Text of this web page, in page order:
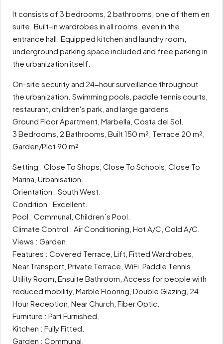
It consists of 3 bedrooms, 2 bathrooms, one of them en
suite. Built-in wardrobes in all rooms, even in the
entrance hall. Equipped kitchen and laundry room,
underground parking space included and free parking in
the urbanization itself.
On-site security and 24-hour surveillance throughout
the urbanization. Swimming pools, paddle tennis courts,
restaurant, children's park, and large gardens.
Ground Floor Apartment, Marbella, Costa del Sol.
3 Bedrooms, 2 Bathrooms, Built 150 m², Terrace 20 m²,
Garden/Plot 90 m².
Setting : Close To Shops, Close To Schools, Close To
Marina, Urbanisation.
Orientation : South West.
Condition : Excellent.
Pool : Communal, Children`s Pool.
Climate Control : Air Conditioning, Hot A/C, Cold A/C.
Views : Garden.
Features : Covered Terrace, Lift, Fitted Wardrobes,
Near Transport, Private Terrace, WiFi, Paddle Tennis,
Utility Room, Ensuite Bathroom, Access for people with
reduced mobility, Marble Flooring, Double Glazing, 24
Hour Reception, Near Church, Fiber Optic.
Furniture : Part Furnished.
Kitchen : Fully Fitted.
Garden : Communal.